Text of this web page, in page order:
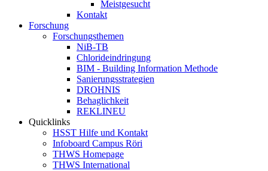
Meistgesucht
Kontakt
Forschung
Forschungsthemen
NiB-TB
Chlorideindringung
BIM - Building Information Methode
Sanierungsstrategien
DROHNIS
Behaglichkeit
REKLINEU
Quicklinks
HSST Hilfe und Kontakt
Infoboard Campus Röri
THWS Homepage
THWS International